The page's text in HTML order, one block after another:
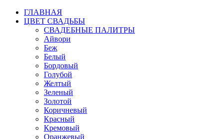
ГЛАВНАЯ
ЦВЕТ СВАДЬБЫ
СВАДЕБНЫЕ ПАЛИТРЫ
Айвори
Беж
Белый
Бордовый
Голубой
Желтый
Зеленый
Золотой
Коричневый
Красный
Кремовый
Оранжевый